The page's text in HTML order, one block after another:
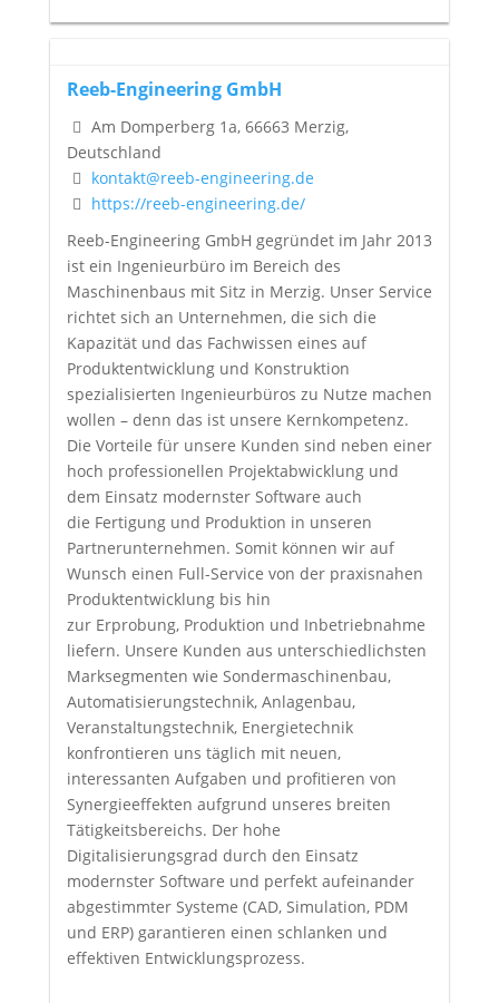
Reeb-Engineering GmbH
Am Domperberg 1a, 66663 Merzig,
Deutschland
kontakt@reeb-engineering.de
https://reeb-engineering.de/
Reeb-Engineering GmbH gegründet im Jahr 2013
ist ein Ingenieurbüro im Bereich des
Maschinenbaus mit Sitz in Merzig. Unser Service
richtet sich an Unternehmen, die sich die
Kapazität und das Fachwissen eines auf
Produktentwicklung und Konstruktion
spezialisierten Ingenieurbüros zu Nutze machen
wollen – denn das ist unsere Kernkompetenz.
Die Vorteile für unsere Kunden sind neben einer
hoch professionellen Projektabwicklung und
dem Einsatz modernster Software auch
die Fertigung und Produktion in unseren
Partnerunternehmen. Somit können wir auf
Wunsch einen Full-Service von der praxisnahen
Produktentwicklung bis hin
zur Erprobung, Produktion und Inbetriebnahme
liefern. Unsere Kunden aus unterschiedlichsten
Marksegmenten wie Sondermaschinenbau,
Automatisierungstechnik, Anlagenbau,
Veranstaltungstechnik, Energietechnik
konfrontieren uns täglich mit neuen,
interessanten Aufgaben und profitieren von
Synergieeffekten aufgrund unseres breiten
Tätigkeitsbereichs. Der hohe
Digitalisierungsgrad durch den Einsatz
modernster Software und perfekt aufeinander
abgestimmter Systeme (CAD, Simulation, PDM
und ERP) garantieren einen schlanken und
effektiven Entwicklungsprozess.